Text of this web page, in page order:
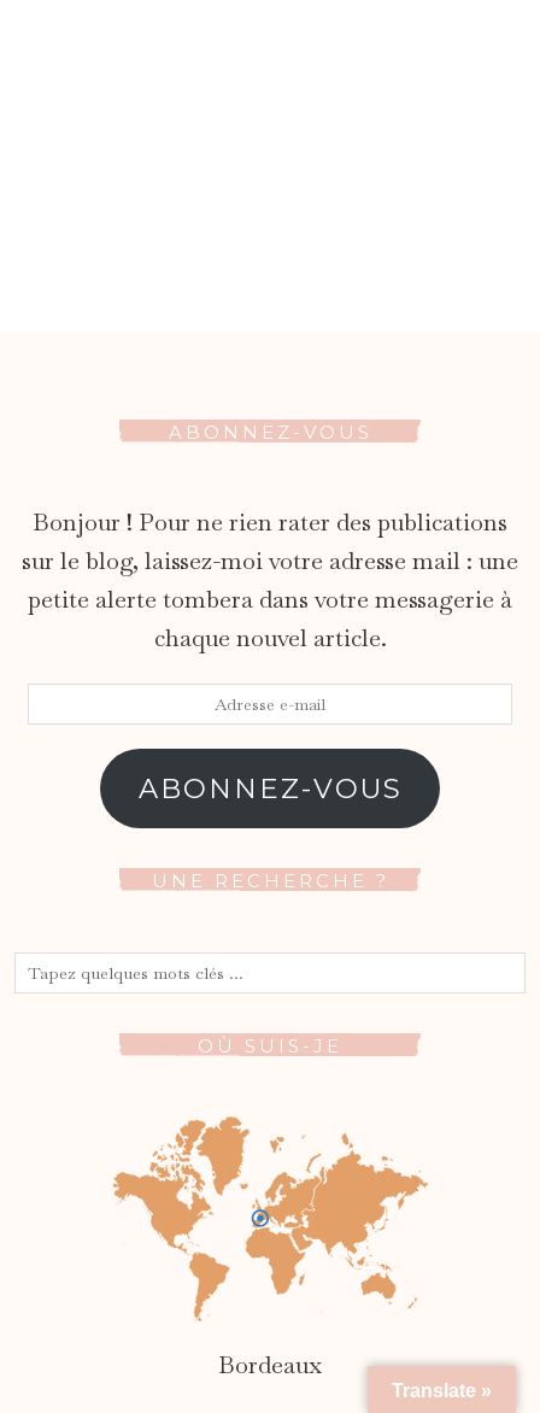
ABONNEZ-VOUS
Bonjour ! Pour ne rien rater des publications
sur le blog, laissez-moi votre adresse mail : une
petite alerte tombera dans votre messagerie à
chaque nouvel article.
ABONNEZ-VOUS
UNE RECHERCHE ?
OÙ SUIS-JE
Bordeaux
Translate »